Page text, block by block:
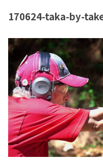
170624-taka-by-